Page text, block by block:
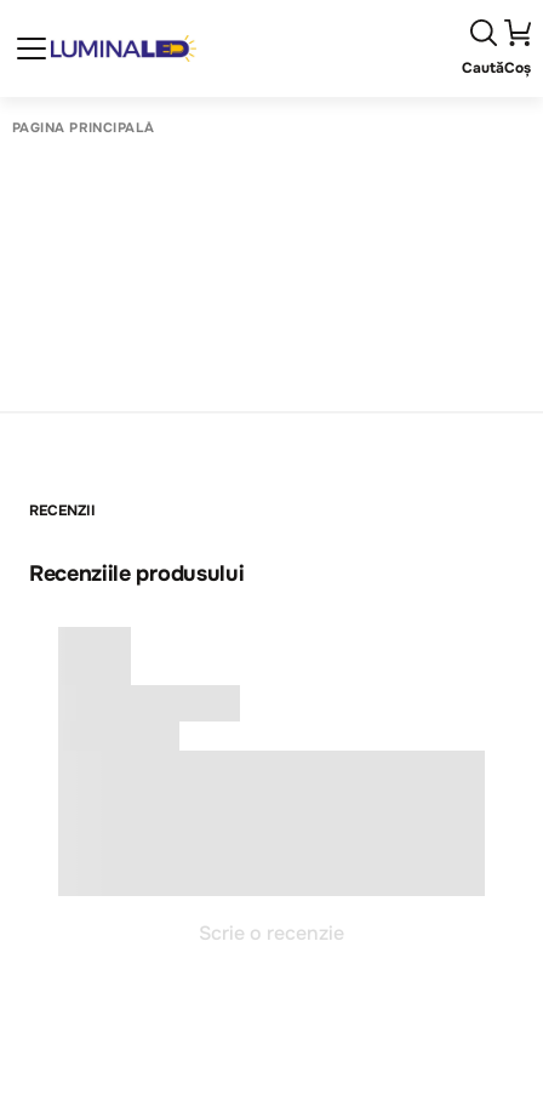
CautăCoș
PAGINA PRINCIPALĂ
RECENZII
Recenziile produsului
Scrie o recenzie